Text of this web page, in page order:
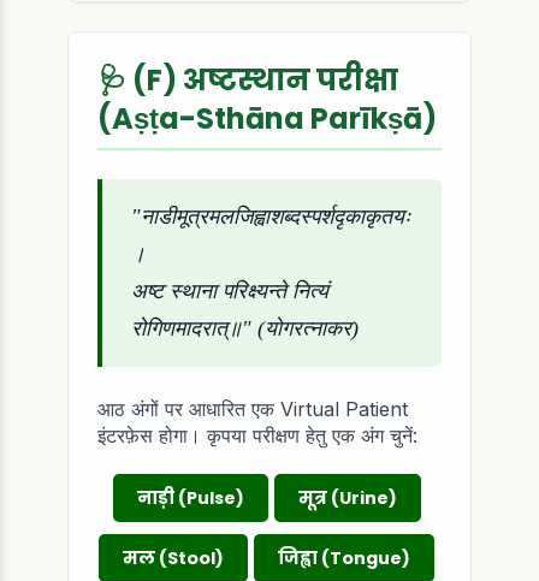
🩺 (F) अष्टस्थान परीक्षा
(Aṣṭa-Sthāna Parīkṣā)
"नाडीमूत्रमलजिह्वाशब्दस्पर्शदृकाकृतयः
।
अष्ट स्थाना परिक्ष्यन्ते नित्यं
रोगिणमादरात्॥" (योगरत्नाकर)
आठ अंगों पर आधारित एक Virtual Patient
इंटरफ़ेस होगा। कृपया परीक्षण हेतु एक अंग चुनें:
नाड़ी (Pulse) मूत्र (Urine)
मल (Stool) जिह्वा (Tongue)